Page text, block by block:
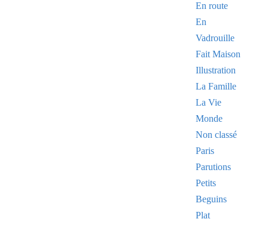
En route
En
Vadrouille
Fait Maison
Illustration
La Famille
La Vie
Monde
Non classé
Paris
Parutions
Petits
Beguins
Plat